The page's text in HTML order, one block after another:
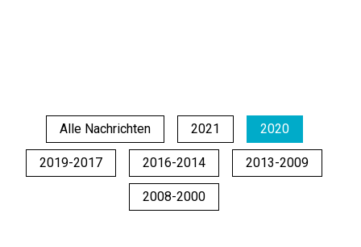
Alle Nachrichten 2021 2020
2019-2017 2016-2014 2013-2009
2008-2000